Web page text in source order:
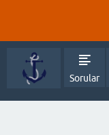
Sorular